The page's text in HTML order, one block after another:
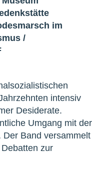
im
/
intensiv
Desiderate.
Umgang mit der
Der Band versammelt
zur